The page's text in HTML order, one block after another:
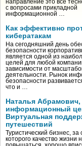
направление это все
с вопросами прикладной
информационной …
Как эффективно
кибератакам
На сегодняшний день
безопасности
является одной из
целей для любой
зависимости от
деятельности. Рынок
безопасности
что и …
Наталья Абрамович,
информационный
Виртуальная
путешествий
Туристический бизнес, за
которого качество жизни